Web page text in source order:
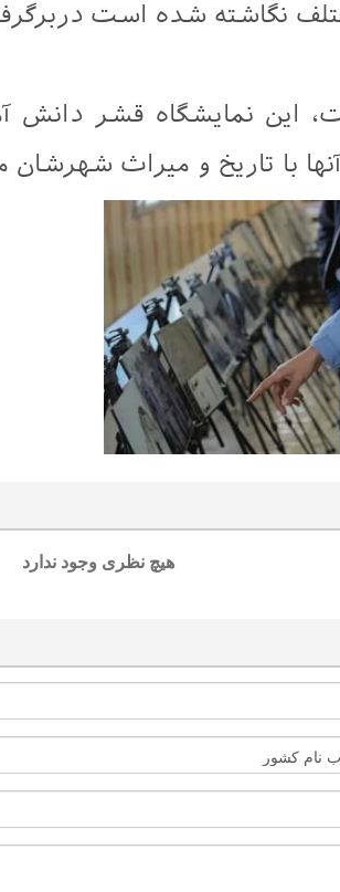
نگاشته شده است
این نمایشگاه قشر دانش
با تاریخ و میراث
هیچ نظری وجود ندارد